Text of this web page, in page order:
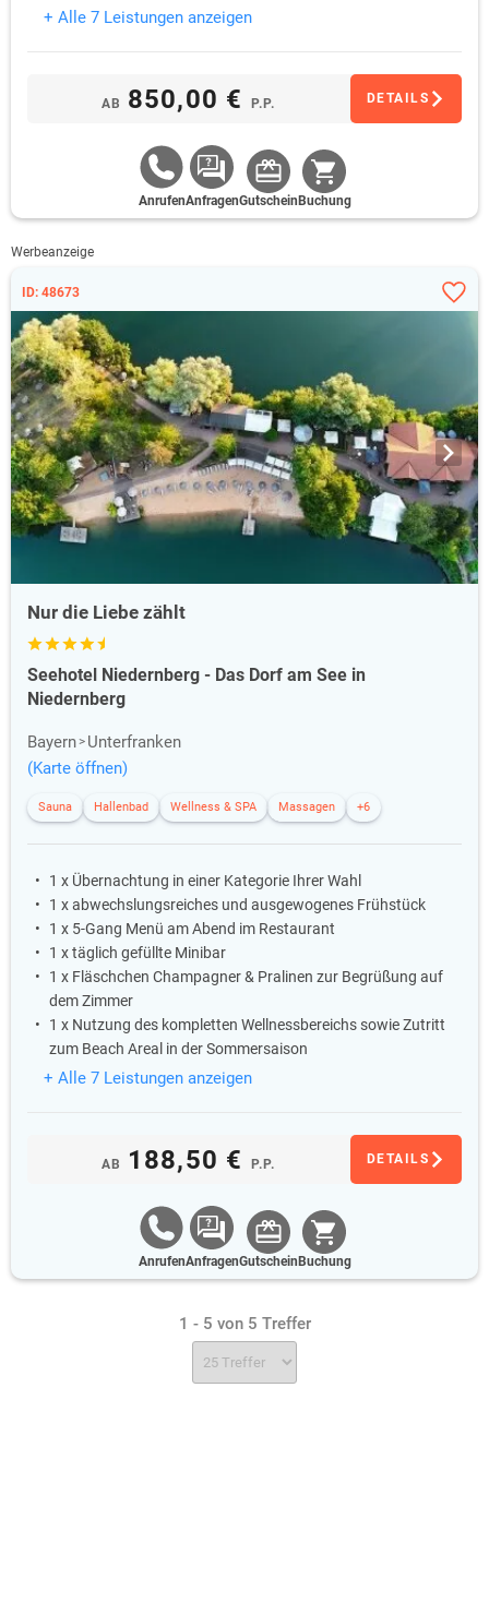
+ Alle 7 Leistungen anzeigen
AB 850,00 € P.P. DETAILS
AnrufenAnfragenGutschein Buchung
Werbeanzeige
ID: 48673
Nur die Liebe zählt
Seehotel Niedernberg - Das Dorf am See in
Niedernberg
Bayern
Unterfranken
(Karte öffnen)
Sauna Hallenbad Wellness & SPA Massagen +6
1 x Übernachtung in einer Kategorie Ihrer Wahl
1 x abwechslungsreiches und ausgewogenes Frühstück
1 x 5-Gang Menü am Abend im Restaurant
1 x täglich gefüllte Minibar
1 x Fläschchen Champagner & Pralinen zur Begrüßung auf
dem Zimmer
1 x Nutzung des kompletten Wellnessbereichs sowie Zutritt
zum Beach Areal in der Sommersaison
+ Alle 7 Leistungen anzeigen
AB 188,50 € P.P. DETAILS
AnrufenAnfragenGutschein Buchung
1 - 5 von 5 Treffer